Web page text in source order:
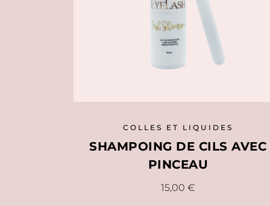
COLLES ET LIQUIDES
SHAMPOING DE CILS AVEC
PINCEAU
15,00 €